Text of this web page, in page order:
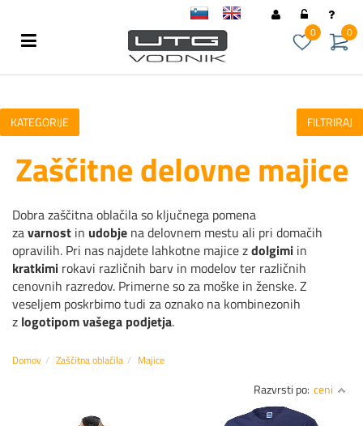
0
0
KATEGORIJE FILTRIRAJ
Zaščitne delovne majice
Dobra zaščitna oblačila so ključnega pomena
zavarnost in udobje na delovnem mestu ali pri domačih
opravilih. Pri nas najdete lahkotne majice zdolgimi in
kratkimi rokavi različnih barv in modelov ter različnih
cenovnih razredov. Primerne so za moške in ženske. Z
veseljem poskrbimo tudi za oznako na kombinezonih
z logotipom vašega podjetja.
Domov Zaščitna oblačila Majice
Razvrsti po: ceni